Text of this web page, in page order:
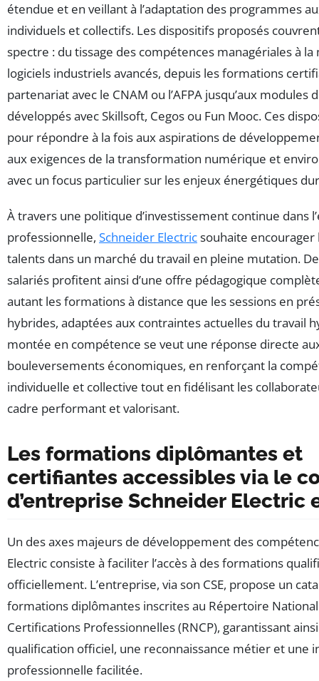
étendue et en veillant à l’adaptation des programmes
individuels et collectifs. Les dispositifs proposés
spectre : du tissage des compétences managériales à la
logiciels industriels avancés, depuis les formations
partenariat avec le CNAM ou l’AFPA jusqu’aux modules
développés avec Skillsoft, Cegos ou Fun Mooc. Ces
pour répondre à la fois aux aspirations de
aux exigences de la transformation numérique et
avec un focus particulier sur les enjeux énergétiques
À travers une politique d’investissement continue dans
professionnelle, Schneider Electricsouhaite encourager
talents dans un marché du travail en pleine mutation.
salariés profitent ainsi d’une offre pédagogique
autant les formations à distance que les sessions en
hybrides, adaptées aux contraintes actuelles du travail
montée en compétence se veut une réponse directe
bouleversements économiques, en renforçant la
individuelle et collective tout en fidélisant les
cadre performant et valorisant.
Les formations diplômantes et
certifiantes accessibles via le
d’entreprise Schneider Electric
Un des axes majeurs de développement des
Electric consiste à faciliter l’accès à des formations
officiellement. L’entreprise, via son CSE, propose un
formations diplômantes inscrites au Répertoire
Certifications Professionnelles (RNCP), garantissant
qualification officiel, une reconnaissance métier et une
professionnelle facilitée.